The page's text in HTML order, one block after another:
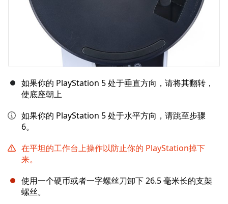
如果你的 PlayStation 5 处于垂直方向，请将其翻转，
使底座朝上
如果你的 PlayStation 5 处于水平方向，请跳至步骤
6。
在平坦的工作台上操作以防止你的 PlayStation掉下
来。
使用一个硬币或者一字螺丝刀卸下 26.5 毫米长的支架
螺丝。